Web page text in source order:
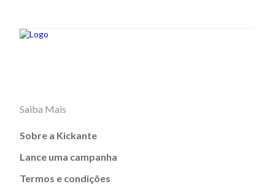
Saiba Mais
Sobre a Kickante
Lance uma campanha
Termos e condições